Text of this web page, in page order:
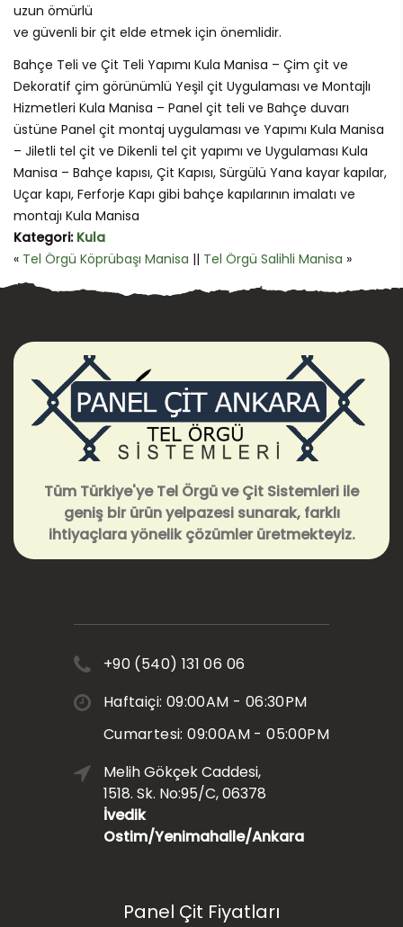
uzun ömürlü
ve güvenli bir çit elde etmek için önemlidir.
Bahçe Teli ve Çit Teli Yapımı Kula Manisa – Çim çit ve
Dekoratif çim görünümlü Yeşil çit Uygulaması ve Montajlı
Hizmetleri Kula Manisa – Panel çit teli ve Bahçe duvarı
üstüne Panel çit montaj uygulaması ve Yapımı Kula Manisa
– Jiletli tel çit ve Dikenli tel çit yapımı ve Uygulaması Kula
Manisa – Bahçe kapısı, Çit Kapısı, Sürgülü Yana kayar kapılar,
Uçar kapı, Ferforje Kapı gibi bahçe kapılarının imalatı ve
montajı Kula Manisa
Kategori: Kula
« Tel Örgü Köprübaşı Manisa || Tel Örgü Salihli Manisa »
Tüm Türkiye'ye Tel Örgü ve Çit Sistemleri ile
geniş bir ürün yelpazesi sunarak, farklı
ihtiyaçlara yönelik çözümler üretmekteyiz.
+90 (540) 131 06 06
Haftaiçi: 09:00AM - 06:30PM
Cumartesi: 09:00AM - 05:00PM
Melih Gökçek Caddesi,
1518. Sk. No:95/C, 06378
İvedik
Ostim/Yenimahalle/Ankara
Panel Çit Fiyatları